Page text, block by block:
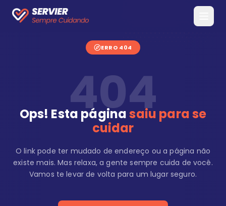
ERRO 404
404
Ops! Esta páginasaiu para se
cuidar
O link pode ter mudado de endereço ou a página não
existe mais. Mas relaxa, a gente sempre cuida de você.
Vamos te levar de volta para um lugar seguro.